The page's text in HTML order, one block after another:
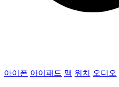
아이폰 아이패드 맥 워치 오디오